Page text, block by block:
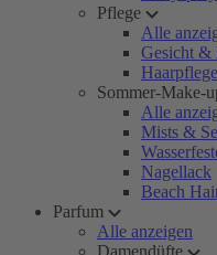
Pflege
Alle
Gesicht &
Haarpflege
Sommer-Make-
Alle
Mists &
Nagellack
Beach
Parfum
Alle anzeigen
Damendüfte